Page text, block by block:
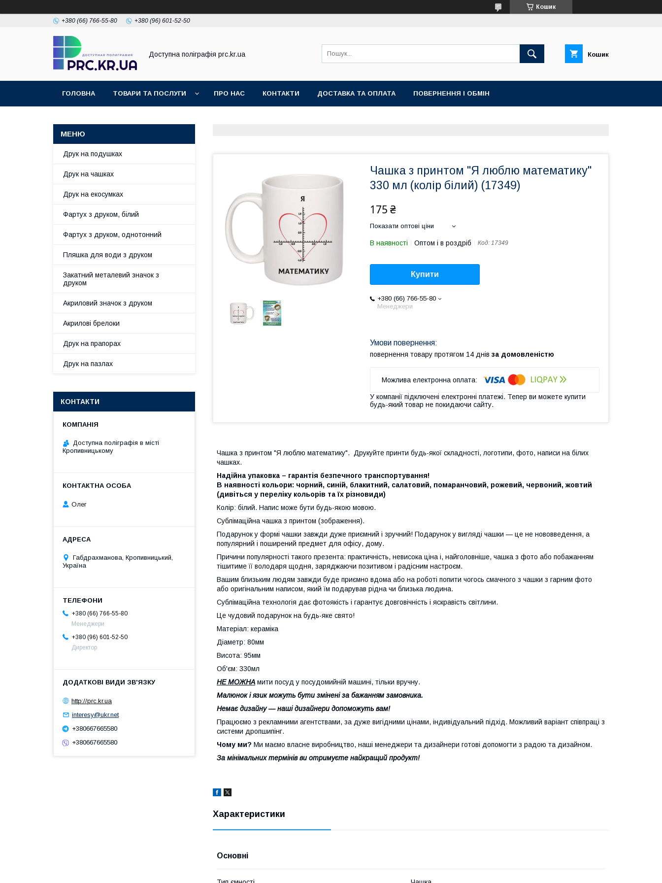
Кошик
+380 (66) 766-55-80 +380 (96) 601-52-50
Доступна поліграфія prc.kr.ua Кошик
ГОЛОВНА ТОВАРИ ТА ПОСЛУГИ ПРО НАС КОНТАКТИ ДОСТАВКА ТА ОПЛАТА ПОВЕРНЕННЯ І ОБМІН
Чашка з принтом "Я люблю математику"
330 мл (колір білий) (17349)
175 ₴
Показати оптові ціни
В наявності Оптом і в роздріб Код: 17349
Купити
+380 (66) 766-55-80
Менеджери
повернення товару протягом 14 днів за домовленістю
У компанії підключені електронні платежі. Тепер ви можете купити
будь-який товар не покидаючи сайту.
Чашка з принтом "Я люблю математику". Друкуйте принти будь-якої складності, логотипи, фото, написи на білих
чашках.
Надійна упаковка – гарантія безпечного транспортування!
В наявності кольори: чорний, синій, блакитний, салатовий, помаранчовий, рожевий, червоний, жовтий
(дивіться у переліку кольорів та їх різновиди)
Колір: білий. Напис може бути будь-якою мовою.
Сублімаційна чашка з принтом (зображення).
Подарунок у формі чашки завжди дуже приємний і зручний! Подарунок у вигляді чашки — це не нововведення, а
популярний і поширений предмет для офісу, дому.
Причини популярності такого презента: практичність, невисока ціна і, найголовніше, чашка з фото або побажанням
тішитиме її володаря щодня, заряджаючи позитивом і радісним настроєм.
Вашим близьким людям завжди буде приємно вдома або на роботі попити чогось смачного з чашки з гарним фото
або оригінальним написом, який їм подарував рідна чи близька людина.
Сублімаційна технологія дає фотоякість і гарантує довговічність і яскравість світлини.
Це чудовий подарунок на будь-яке свято!
Матеріал: кераміка
Діаметр: 80мм
Висота: 95мм
Об'єм: 330мл
НЕ МОЖНА мити посуд у посудомийній машині, тільки вручну.
Малюнок і язик можуть бути змінені за бажанням замовника.
Немає дизайну — наші дизайнери допоможуть вам!
Працюємо з рекламними агентствами, за дуже вигідними цінами, індивідуальний підхід. Можливий варіант співпраці з
системи дропшипінг.
Чому ми? Ми маємо власне виробництво, наші менеджери та дизайнери готові допомогти з радою та дизайном.
За мінімальних термінів ви отримуєте найкращий продукт!
Характеристики
Основні
Друк на подушках
Друк на чашках
Друк на екосумках
Фартух з друком, білий
Фартух з друком, однотонний
Пляшка для води з друком
Закатний металевий значок з
друком
Акриловий значок з друком
Акрилові брелоки
Друк на прапорах
Друк на пазлах
КОНТАКТИ
Доступна поліграфія в місті
Кропивницькому
Олег
Габдрахманова, Кропивницький,
Україна
+380 (66) 766-55-80
Менеджери
+380 (96) 601-52-50
Директор
http://prc.kr.ua
interesy@ukr.net
+380667665580
+380667665580